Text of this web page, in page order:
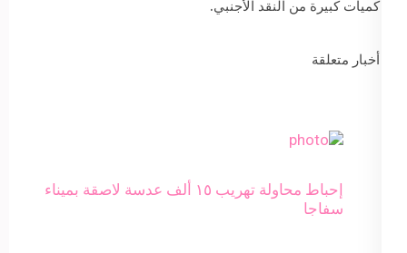
كميات كبيرة من النقد الأجنبي.
أخبار متعلقة
إحباط محاولة تهريب ١٥ ألف عدسة لاصقة بميناء
سفاجا